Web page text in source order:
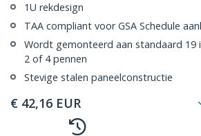
1U rekdesign
TAA compliant voor GSA Schedule
Wordt gemonteerd aan standaard 19
2 of 4 pennen
Stevige stalen paneelconstructie
€ 42,16 EUR